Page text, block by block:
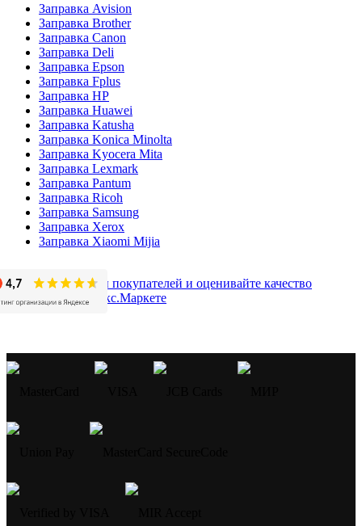
Заправка Avision
Заправка Brother
Заправка Canon
Заправка Deli
Заправка Epson
Заправка Fplus
Заправка HP
Заправка Huawei
Заправка Katusha
Заправка Konica Minolta
Заправка Kyocera Mita
Заправка Lexmark
Заправка Pantum
Заправка Ricoh
Заправка Samsung
Заправка Xerox
Заправка Xiaomi Mijia